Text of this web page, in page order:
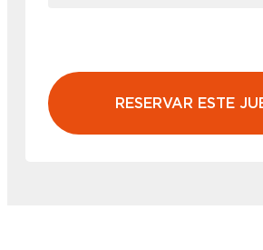
RESERVAR ESTE